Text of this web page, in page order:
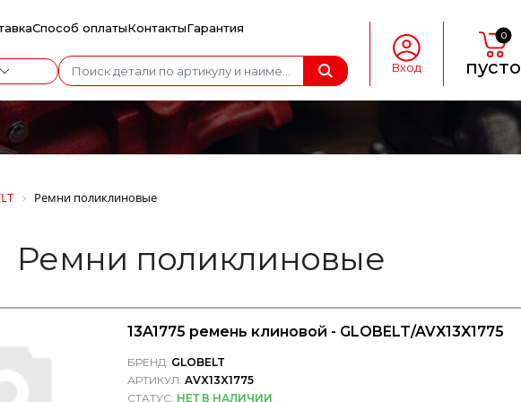
Способ оплатыКонтактыГарантия
Вход
0
пусто
Ремни поликлиновые
Ремни поликлиновые
13A1775 ремень клиновой - GLOBELT/AVX13X1775
БРЕНД: GLOBELT
АРТИКУЛ:AVX13X1775
СТАТУС: НЕТ В НАЛИЧИИ